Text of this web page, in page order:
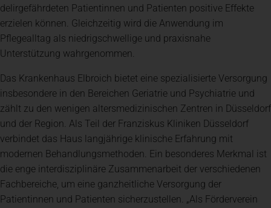
delirgefährdeten Patientinnen und Patienten positive Effekte
erzielen können. Gleichzeitig wird die Anwendung im
Pflegealltag als niedrigschwellige und praxisnahe
Unterstützung wahrgenommen.
Das Krankenhaus Elbroich bietet eine spezialisierte Versorgung
insbesondere in den Bereichen Geriatrie und Psychiatrie und
zählt zu den wenigen altersmedizinischen Zentren in Düsseldorf
und der Region. Als Teil der Franziskus Kliniken Düsseldorf
verbindet das Haus langjährige klinische Erfahrung mit
modernen Behandlungsmethoden. Ein besonderes Merkmal ist
die enge interdisziplinäre Zusammenarbeit der verschiedenen
Fachbereiche, um eine ganzheitliche Versorgung der
Patientinnen und Patienten sicherzustellen. „Als Förderverein